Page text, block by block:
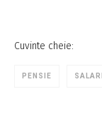
Cuvinte cheie:
PENSIE